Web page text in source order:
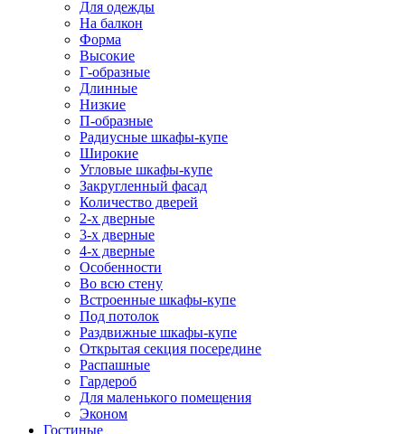
Для одежды
На балкон
Форма
Высокие
Г-образные
Длинные
Низкие
П-образные
Радиусные шкафы-купе
Широкие
Угловые шкафы-купе
Закругленный фасад
Количество дверей
2-х дверные
3-х дверные
4-х дверные
Особенности
Во всю стену
Встроенные шкафы-купе
Под потолок
Раздвижные шкафы-купе
Открытая секция посередине
Распашные
Гардероб
Для маленького помещения
Эконом
Гостиные